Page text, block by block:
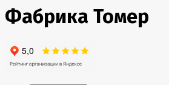
Фабрика Томер